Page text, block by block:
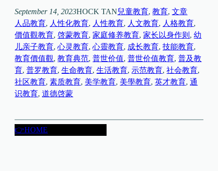
September 14, 2023HOCK TAN兒童教育, 教育, 文章
人品教育, 人性化教育, 人性教育, 人文教育, 人格教育
價值觀教育, 啓蒙教育, 家庭修养教育, 家长以身作则 , 幼
儿亲子教育, 心灵教育, 心靈教育, 成长教育, 技能教育
教育價值觀, 教育典范, 普世价值, 普世价值教育, 普及教
育, 普罗教育, 生命教育, 生活教育, 示范教育, 社会教育
社区教育, 素质教育, 美学教育, 美學教育, 英才教育, 通
识教育, 道德啓蒙
👉HOME